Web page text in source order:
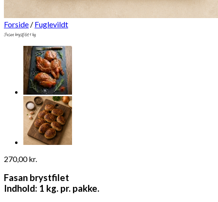
Forside / Fuglevildt
Fasan brystfilet 1 kg
270,00kr.
Fasan brystfilet
Indhold: 1 kg. pr. pakke.